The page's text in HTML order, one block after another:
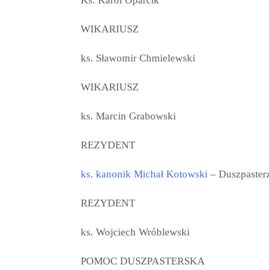
WIKARIUSZ
ks. Sławomir Chmielewski
WIKARIUSZ
ks. Marcin Grabowski
REZYDENT
ks. kanonik Michał Kotowski –
REZYDENT
ks. Wojciech Wróblewski
POMOC DUSZPASTERSKA